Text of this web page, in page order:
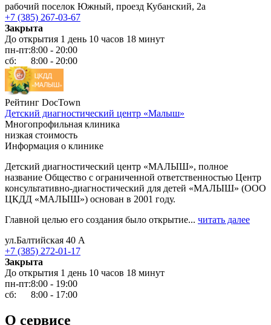
рабочий поселок Южный, проезд Кубанский, 2а
+7 (385) 267-03-67
Закрыта
До открытия 1 день 10 часов 18 минут
пн-пт:8:00 - 20:00
сб:
8:00 - 20:00
Рейтинг DocTown
Детский диагностический центр «Малыш»
Многопрофильная клиника
низкая стоимость
Информация о клинике
Детский диагностический центр «МАЛЫШ», полное
название Общество с ограниченной ответственностью Центр
консультативно-диагностический для детей «МАЛЫШ» (ООО
ЦКДД «МАЛЫШ») основан в 2001 году.
Главной целью его создания было открытие... читать далее
ул.Балтийская 40 А
+7 (385) 272-01-17
Закрыта
До открытия 1 день 10 часов 18 минут
пн-пт:8:00 - 19:00
сб:
8:00 - 17:00
О сервисе